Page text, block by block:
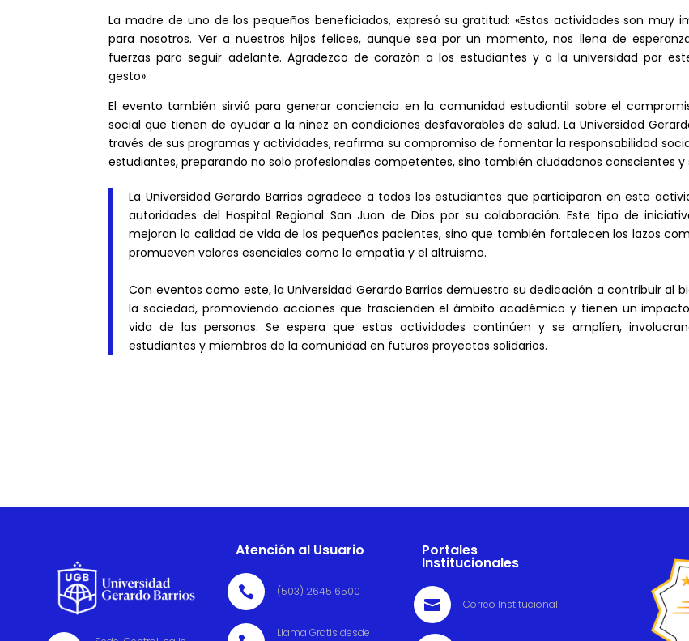
La madre de uno de los pequeños beneficiados, expresó su gratitud: «Estas actividades son muy
para nosotros. Ver a nuestros hijos felices, aunque sea por un momento, nos llena de
fuerzas para seguir adelante. Agradezco de corazón a los estudiantes y a la universidad por
gesto».
El evento también sirvió para generar conciencia en la comunidad estudiantil sobre el
social que tienen de ayudar a la niñez en condiciones desfavorables de salud. La Universidad
través de sus programas y actividades, reafirma su compromiso de fomentar la responsabilidad
estudiantes, preparando no solo profesionales competentes, sino también ciudadanos conscientes y
La Universidad Gerardo Barrios agradece a todos los estudiantes que participaron en esta
autoridades del Hospital Regional San Juan de Dios por su colaboración. Este tipo de
mejoran la calidad de vida de los pequeños pacientes, sino que también fortalecen los lazos
promueven valores esenciales como la empatía y el altruismo.
Con eventos como este, la Universidad Gerardo Barrios demuestra su dedicación a contribuir al
la sociedad, promoviendo acciones que trascienden el ámbito académico y tienen un
vida de las personas. Se espera que estas actividades continúen y se amplíen,
estudiantes y miembros de la comunidad en futuros proyectos solidarios.
Atención al Usuario
 (503) 2645 6500
Llama Gratis desde
Portales
Institucionales
 Correo Institucional